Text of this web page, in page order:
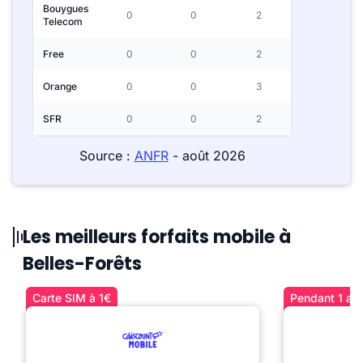
Bouygues
Telecom
0 0 2
Free 0 0 2
Orange 0 0 3
SFR 0 0 2
Source : ANFR- août 2026
Les meilleurs forfaits mobile à
Belles-Forêts
Carte SIM à 1€ Pendant 1